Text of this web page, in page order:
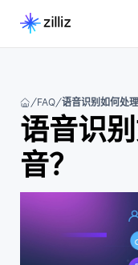
FAQ 语音识别如何处
语音识
音？